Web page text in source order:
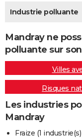
Destinations
City break
Voyage nature
Voyage de noces
Forum
Climat
+PHOTO
GUIDES D'ACHAT
BONS PLANS
CARTE DE VOEUX
Carte de Noël
Carte Bonne année
Carte Saint-Valentin
Carte Pâques
Carte d'anniversaire
DICTIONNAIRE
Dictionnaire
Biographies
Citations
Expressions
Proverbes
PROGRAMME TV
COPAINS D'AVANT
Industrie polluante
Mandray ne
polluante sur
Villes
Risques
Les industries
Mandray
Fraize (1